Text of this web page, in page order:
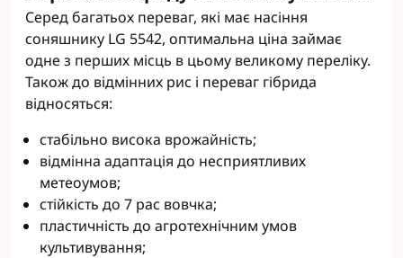
Серед багатьох переваг, які має насіння
соняшнику LG 5542, оптимальна ціна займає
одне з перших місць в цьому великому переліку.
Також до відмінних рис і переваг гібрида
відносяться:
стабільно висока врожайність;
відмінна адаптація до несприятливих
метеоумов;
стійкість до 7 рас вовчка;
пластичність до агротехнічним умов
культивування;